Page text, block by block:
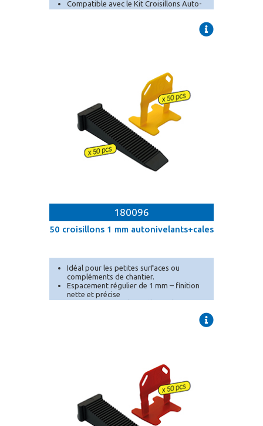
Compatible avec le Kit Croisillons Auto-
Nivelants Mejix.
180096
50 croisillons 1 mm autonivelants+cales
Idéal pour les petites surfaces ou
compléments de chantier.
Espacement régulier de 1 mm – finition
nette et précise
Système autonivelant : élimine les